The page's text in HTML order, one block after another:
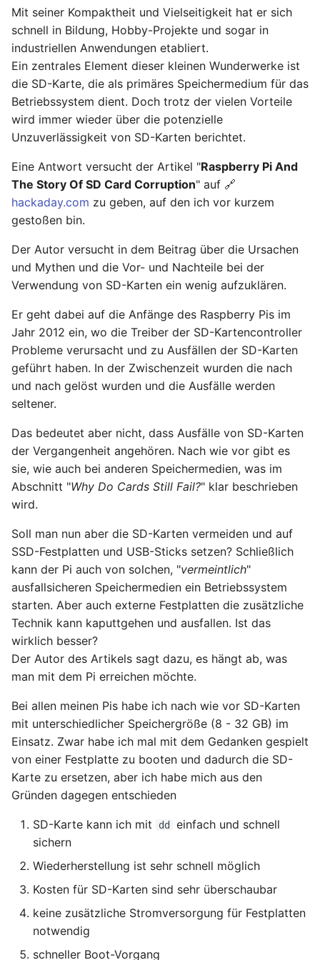
Februar 2025
Januar 2025
November 2024
Oktober 2024
April 2024
Februar 2024
Januar 2024
November 2023
Oktober 2023
September 2023
August 2023
Juli 2023
Mai 2023
April 2023
März 2023
Februar 2023
Januar 2023
Dezember 2022
November 2022
Oktober 2022
September 2022
August 2022
Juni 2022
Mai 2022
YubiKey
openmediavault
Ready - E-Mails
verschlüsseln und
signieren
Configuration
AVM FRITZ!Box 4040 -
Upgrade
AVM FRITZ!Box 4040 -
Upgrade
USB Storage Device
WireGuard Peer
Configuration
OpenWrt - WireGuard Peer
WireGuard VPN
OpenWrt - WireGuard VPN
Mit seiner Kompaktheit und Vielseitigkeit hat er sich
schnell in Bildung, Hobby-Projekte und sogar in
industriellen Anwendungen etabliert.
Ein zentrales Element dieser kleinen Wunderwerke ist
die SD-Karte, die als primäres Speichermedium für das
Betriebssystem dient. Doch trotz der vielen Vorteile
wird immer wieder über die potenzielle
Unzuverlässigkeit von SD-Karten berichtet.
Eine Antwort versucht der Artikel "Raspberry Pi And
The Story Of SD Card Corruption" auf 🔗
hackaday.com zu geben, auf den ich vor kurzem
gestoßen bin.
Der Autor versucht in dem Beitrag über die Ursachen
und Mythen und die Vor- und Nachteile bei der
Verwendung von SD-Karten ein wenig aufzuklären.
Er geht dabei auf die Anfänge des Raspberry Pis im
Jahr 2012 ein, wo die Treiber der SD-Kartencontroller
Probleme verursacht und zu Ausfällen der SD-Karten
geführt haben. In der Zwischenzeit wurden die nach
und nach gelöst wurden und die Ausfälle werden
seltener.
Das bedeutet aber nicht, dass Ausfälle von SD-Karten
der Vergangenheit angehören. Nach wie vor gibt es
sie, wie auch bei anderen Speichermedien, was im
Abschnitt "Why Do Cards Still Fail?" klar beschrieben
wird.
Soll man nun aber die SD-Karten vermeiden und auf
SSD-Festplatten und USB-Sticks setzen? Schließlich
kann der Pi auch von solchen, "vermeintlich"
ausfallsicheren Speichermedien ein Betriebssystem
starten. Aber auch externe Festplatten die zusätzliche
Technik kann kaputtgehen und ausfallen. Ist das
wirklich besser?
Der Autor des Artikels sagt dazu, es hängt ab, was
man mit dem Pi erreichen möchte.
Bei allen meinen Pis habe ich nach wie vor SD-Karten
mit unterschiedlicher Speichergröße (8 - 32 GB) im
Einsatz. Zwar habe ich mal mit dem Gedanken gespielt
von einer Festplatte zu booten und dadurch die SD-
Karte zu ersetzen, aber ich habe mich aus den
Gründen dagegen entschieden
SD-Karte kann ich mit dd
einfach und schnell
sichern
Wiederherstellung ist sehr schnell möglich
Kosten für SD-Karten sind sehr überschaubar
keine zusätzliche Stromversorgung für Festplatten
notwendig
schneller Boot-Vorgang